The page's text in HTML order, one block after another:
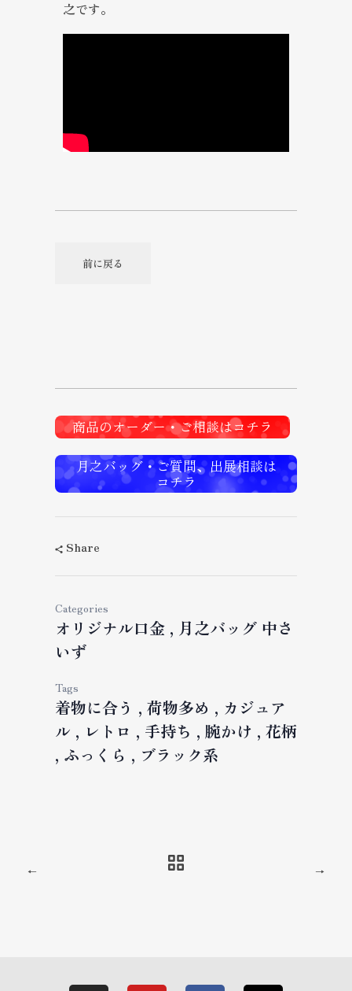
之です。
商品のオーダー・ご相談はコチラ
月之バッグ・ご質問、出展相談は
コチラ
Share
Categories
オリジナル口金
月之バッグ 中さ
いず
Tags
着物に合う 荷物多め
カジュア
ル
レトロ 手持ち 腕かけ
花柄
ふっくら
ブラック系